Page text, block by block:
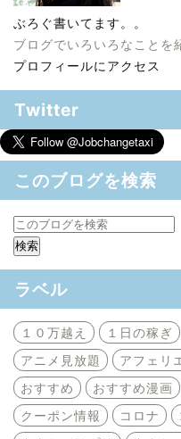
ぶろぐ書いてます。。
ブログでいろいろなことを
プロフィールにアクセス
Twitter
このブログを検索
ラベル
１０万越え １日の稼ぎ
アニメ見放題
アフェリ
おすすめ
おすすめ漫画
クーポン情報
コロナ